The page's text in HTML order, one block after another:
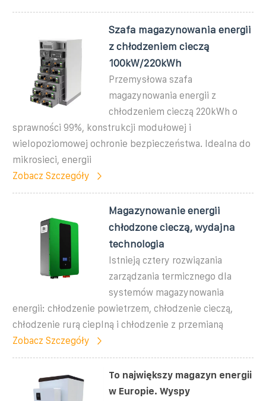
Szafa magazynowania energii
z chłodzeniem cieczą
100kW/220kWh
Przemysłowa szafa
magazynowania energii z
chłodzeniem cieczą 220kWh o
sprawności 99%, konstrukcji modułowej i
wielopoziomowej ochronie bezpieczeństwa. Idealna do
mikrosieci, energii
Zobacz Szczegóły
Magazynowanie energii
chłodzone cieczą, wydajna
technologia
Istnieją cztery rozwiązania
zarządzania termicznego dla
systemów magazynowania
energii: chłodzenie powietrzem, chłodzenie cieczą,
chłodzenie rurą cieplną i chłodzenie z przemianą
Zobacz Szczegóły
To największy magazyn energii
w Europie. Wyspy